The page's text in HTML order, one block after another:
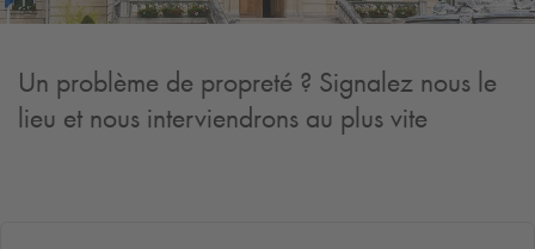
Un problème de propreté ? Signalez nous le
lieu et nous interviendrons au plus vite